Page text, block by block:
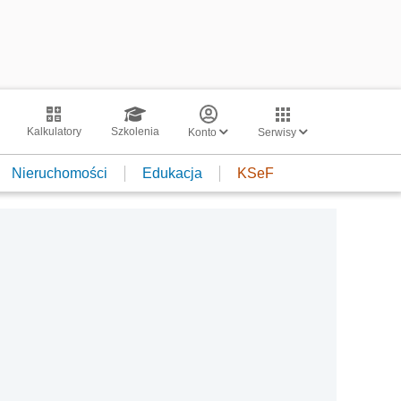
Kalkulatory Szkolenia Konto Serwisy
Nieruchomości Edukacja KSeF